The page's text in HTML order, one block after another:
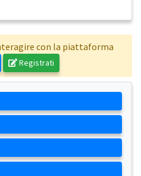
con la piattaforma
Registrati